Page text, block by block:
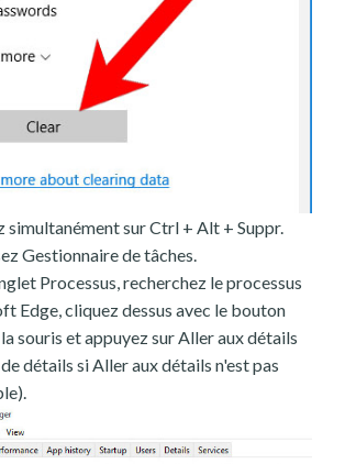
simultanément sur Ctrl + Alt + Suppr.
Gestionnaire de tâches.
Processus, recherchez le processus
Edge, cliquez dessus avec le bouton
souris et appuyez sur Aller aux détails
détails si Aller aux détails n'est pas